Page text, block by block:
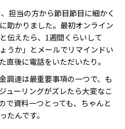
担当の方から節目節目に細かく
助かりました。最初オンライン
伝えたら、1週間くらいして
うか」とメールでリマインドい
直後に電話をいただいたり。
調達は最重要事項の一つで、も
ューリングがズレたら大変なこ
で資料一つとっても、ちゃんと
たんです。